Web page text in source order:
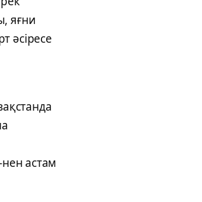
яғни
әсіресе
астам